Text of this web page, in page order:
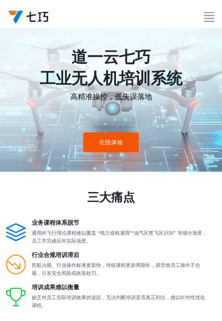
道一云七巧
工业无人机培训系统
高精准操控，低失误落地
在线体验
三大痛点
业务课程体系脱节
通用的飞行理论课程难以覆盖 “电力巡检避障”“油气区禁飞区识别” 等细分场景，
员工学完难应对实际场景。
行业合规培训滞后
民航法规、行业操作标准更新快，传统课程更新周期长，易导致员工操作不合
规，引发安全风险或政策处罚。
培训成果难以衡量
缺乏对员工实际培训效果的追踪，无法判断培训是否真正到位，难以针对性优化
课程。